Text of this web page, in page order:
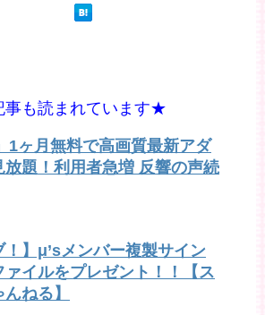
も読まれています★
1ヶ月無料で高画質最新アダ
放題！利用者急増 反響の声続
！】μ’sメンバー複製サイン
ァイルをプレゼント！！【ス
ねる】